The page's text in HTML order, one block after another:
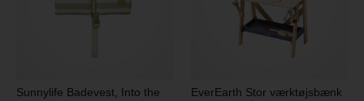
Sunnylife Badevest, Into the
EverEarth Stor værktøjsbænk